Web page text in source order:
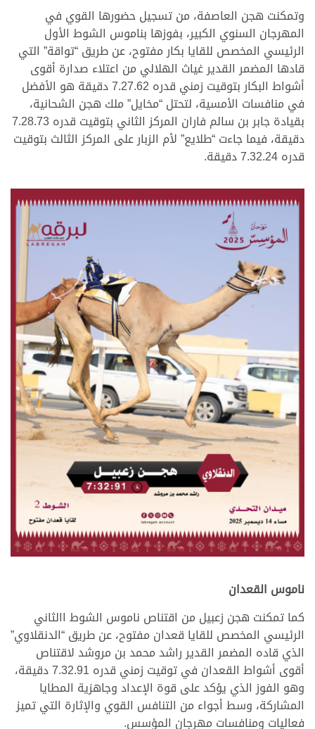
وتمكنت هجن العاصفة، من تسجيل حضورها القوي في
المهرجان السنوي الكبير، بفوزها بناموس الشوط الأول
الرئيسي المخصص للقايا بكار مفتوح، عن طريق “تواقة” التي
قادها المضمر القدير غياث الهلالي من اعتلاء صدارة أقوى
أشواط البكار بتوقيت زمني قدره 7.27.62 دقيقة هو الأفضل
في منافسات الأمسية، لتحتل “مخايل” ملك هجن الشحانية،
بقيادة جابر بن سالم فاران المركز الثاني بتوقيت قدره 7.28.73
دقيقة، فيما جاءت “طلايع” لأم الزبار على المركز الثالث بتوقيت
قدره 7.32.24 دقيقة.
.
ناموس القعدان
كما تمكنت هجن زعبيل من اقتناص ناموس الشوط االثاني
الرئيسي المخصص للقايا قعدان مفتوح، عن طريق “الدنقلاوي”
الذي قاده المضمر القدير راشد محمد بن مروشد لاقتناص
أقوى أشواط القعدان في توقيت زمني قدره 7.32.91 دقيقة،
وهو الفوز الذي يؤكد على قوة الإعداد وجاهزية المطايا
المشاركة، وسط أجواء من التنافس القوي والإثارة التي تميز
فعاليات ومنافسات مهرجان المؤسس.